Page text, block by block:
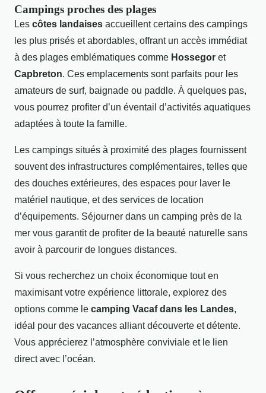
Campings proches des plages
Les côtes landaises accueillent certains des campings
les plus prisés et abordables, offrant un accès immédiat
à des plages emblématiques comme Hossegor et
Capbreton. Ces emplacements sont parfaits pour les
amateurs de surf, baignade ou paddle. À quelques pas,
vous pourrez profiter d’un éventail d’activités aquatiques
adaptées à toute la famille.
Les campings situés à proximité des plages fournissent
souvent des infrastructures complémentaires, telles que
des douches extérieures, des espaces pour laver le
matériel nautique, et des services de location
d’équipements. Séjourner dans un camping près de la
mer vous garantit de profiter de la beauté naturelle sans
avoir à parcourir de longues distances.
Si vous recherchez un choix économique tout en
maximisant votre expérience littorale, explorez des
options comme le camping Vacaf dans les Landes,
idéal pour des vacances alliant découverte et détente.
Vous apprécierez l’atmosphère conviviale et le lien
direct avec l’océan.